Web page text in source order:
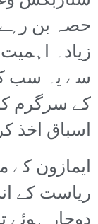
حصہ بن
زیادہ
سے یہ سب
کے سرگرم
اسباق اخذ
ایمازون
ریاست کے